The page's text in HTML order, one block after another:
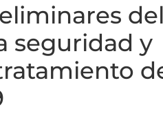
del
seguridad y